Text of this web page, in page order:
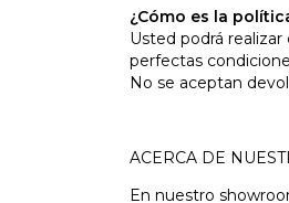
¿Cómo es la
Usted podrá
perfectas
No se aceptan
ACERCA DE
En nuestro